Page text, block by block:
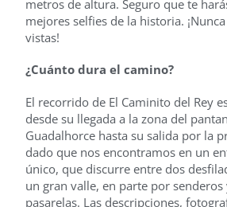
metros de altura. Seguro que te
mejores selfies de la historia.
vistas!
¿Cuánto dura el camino?
El recorrido de El Caminito del Rey
desde su llegada a la zona del
Guadalhorce hasta su salida por la
dado que nos encontramos en un
único, que discurre entre dos
un gran valle, en parte por
pasarelas. Las descripciones,